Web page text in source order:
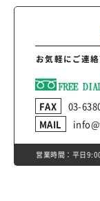
お気軽にご連
FAX
03-
MAIL
営業時間：平日